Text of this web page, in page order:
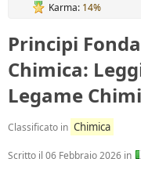
Karma: 14%
Principi
Chimica:
Legame
Classificato in Chimica
Scritto il 06 Febbraio 2026 in